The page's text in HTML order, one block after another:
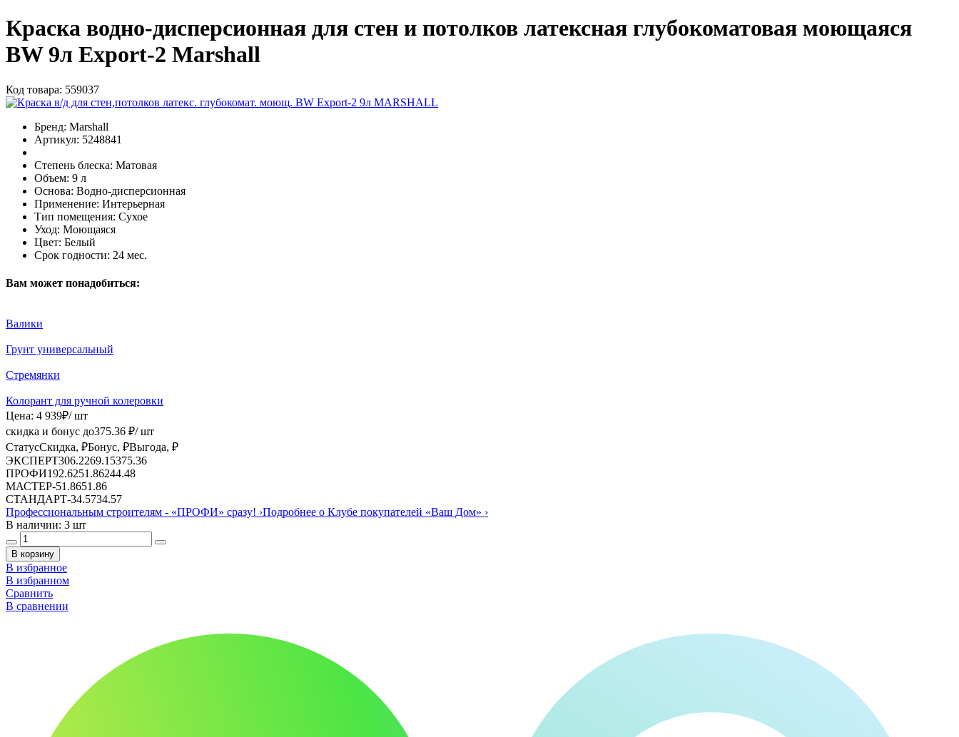
Краска водно-дисперсионная для стен и потолков латексная глубокоматовая моющаяся
BW 9л Export-2 Marshall
Код товара: 559037
Бренд: Marshall
Артикул: 5248841
Степень блеска: Матовая
Объем: 9 л
Основа: Водно-дисперсионная
Применение: Интерьерная
Тип помещения: Сухое
Уход: Моющаяся
Цвет: Белый
Срок годности: 24 мес.
Вам может понадобиться:
Валики
Грунт универсальный
Стремянки
Колорант для ручной колеровки
Цена: 4 939₽/ шт
скидка и бонус до375.36 ₽/ шт
СтатусСкидка, ₽Бонус, ₽Выгода, ₽
ЭКСПЕРТ306.2269.15375.36
ПРОФИ192.6251.86244.48
МАСТЕР-51.8651.86
СТАНДАРТ-34.5734.57
Профессиональным строителям - «ПРОФИ» сразу! ›Подробнее о Клубе покупателей «Ваш Дом» ›
В наличии: 3 шт
В корзину
В избранное
В избранном
Сравнить
В сравнении